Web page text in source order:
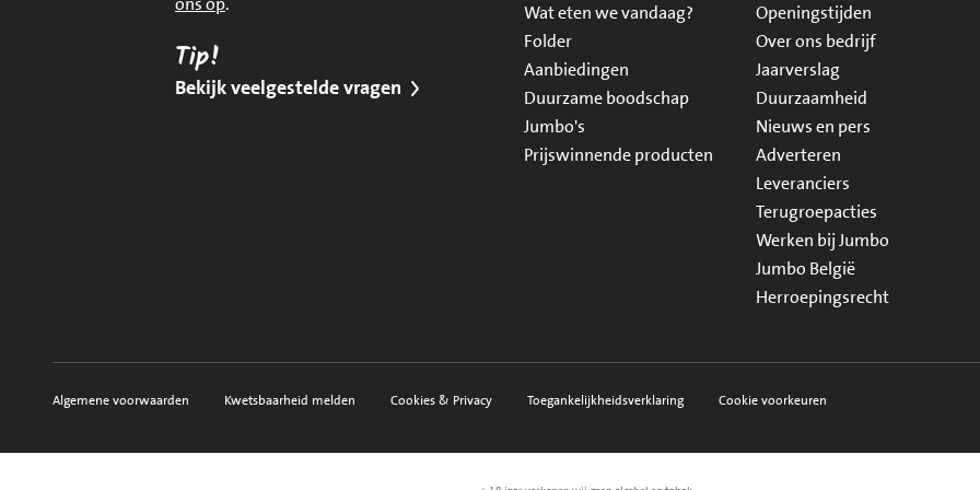
Tip!
Bekijk veelgestelde vragen
Wat eten we vandaag?
Folder
Aanbiedingen
Duurzame boodschap
Jumbo's
Prijswinnende producten
Openingstijden
Over ons bedrijf
Jaarverslag
Duurzaamheid
Nieuws en pers
Adverteren
Leveranciers
Terugroepacties
Werken bij Jumbo
Jumbo België
Herroepingsrecht
Voorwaarden, privacy en sitemap
Algemene voorwaarden Kwetsbaarheid melden Cookies & Privacy Toegankelijkheidsverklaring Cookie voorkeuren